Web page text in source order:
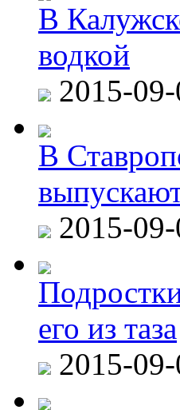
В
водкой
2015-
В
2015-
его из таза
2015-